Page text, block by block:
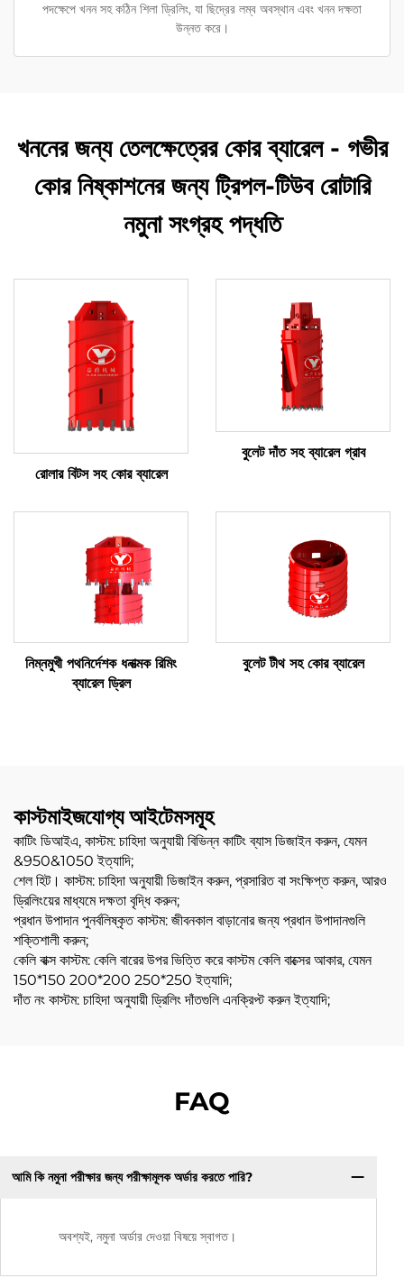
পদক্ষেপে খনন সহ কঠিন শিলা ড্রিলিং, যা ছিদ্রের লম্ব অবস্থান এবং খনন দক্ষতা
উন্নত করে।
খননের জন্য তেলক্ষেত্রের কোর ব্যারেল - গভীর
কোর নিষ্কাশনের জন্য ট্রিপল-টিউব রোটারি
নমুনা সংগ্রহ পদ্ধতি
রোলার বিটস সহ কোর ব্যারেল
বুলেট দাঁত সহ ব্যারেল গ্রাব
নিম্নমুখী পথনির্দেশক ধনাত্মক রিমিং
ব্যারেল ড্রিল
বুলেট টীথ সহ কোর ব্যারেল
কাস্টমাইজযোগ্য আইটেমসমূহ
কাটিং ডিআইএ, কাস্টম: চাহিদা অনুযায়ী বিভিন্ন কাটিং ব্যাস ডিজাইন করুন, যেমন
&950&1050 ইত্যাদি;
শেল হিট। কাস্টম: চাহিদা অনুযায়ী ডিজাইন করুন, প্রসারিত বা সংক্ষিপ্ত করুন, আরও
ড্রিলিংয়ের মাধ্যমে দক্ষতা বৃদ্ধি করুন;
প্রধান উপাদান পুনর্বলিষ্কৃত কাস্টম: জীবনকাল বাড়ানোর জন্য প্রধান উপাদানগুলি
শক্তিশালী করুন;
কেলি বাক্স কাস্টম: কেলি বারের উপর ভিত্তি করে কাস্টম কেলি বাক্সের আকার, যেমন
150*150 200*200 250*250 ইত্যাদি;
দাঁত নং কাস্টম: চাহিদা অনুযায়ী ড্রিলিং দাঁতগুলি এনক্রিপ্ট করুন ইত্যাদি;
FAQ
আমি কি নমুনা পরীক্ষার জন্য পরীক্ষামূলক অর্ডার করতে পারি?
অবশ্যই, নমুনা অর্ডার দেওয়া বিষয়ে স্বাগত।